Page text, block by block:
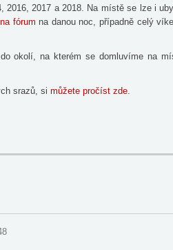
2016, 2017 a 2018. Na místě se lze i
fórum na danou noc, případně celý
okolí, na kterém se domluvíme na
srazů, simůžete pročíst zde.